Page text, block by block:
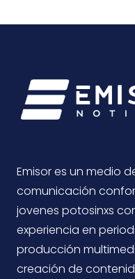
Emisor es un medio
comunicación
jovenes potosinxs
experiencia en
producción
creación de